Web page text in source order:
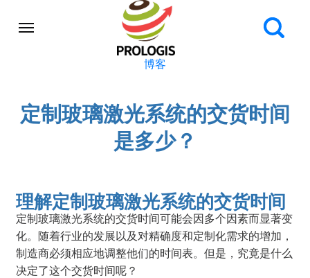
博客
定制玻璃激光系统的交货时间
是多少？
理解定制玻璃激光系统的交货时间
定制玻璃激光系统的交货时间可能会因多个因素而显著变
化。随着行业的发展以及对精确度和定制化需求的增加，
制造商必须相应地调整他们的时间表。但是，究竟是什么
决定了这个交货时间呢？